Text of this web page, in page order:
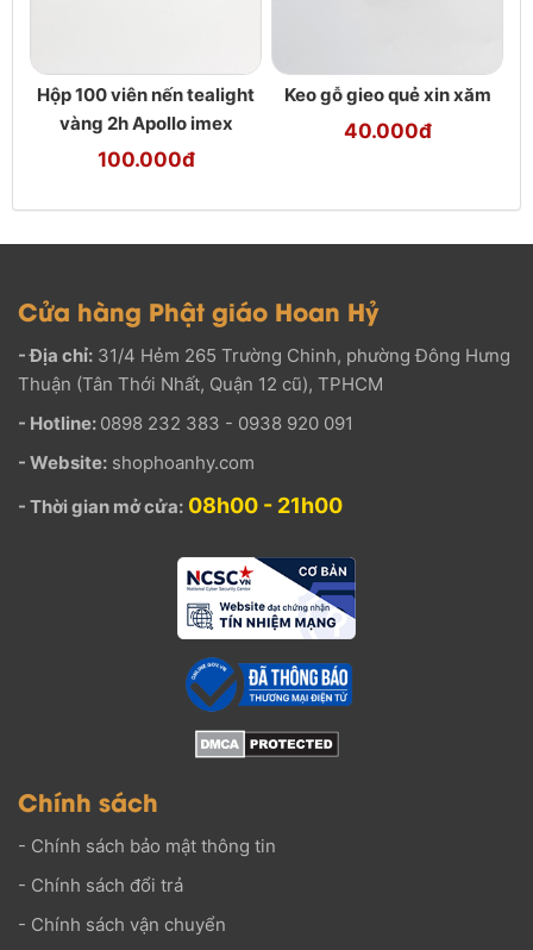
Hộp 100 viên nến tealight
vàng 2h Apollo imex
100.000đ
Keo gỗ gieo quẻ xin xăm
40.000đ
Cửa hàng Phật giáo Hoan Hỷ
- Địa chỉ: 31/4 Hẻm 265 Trường Chinh, phường Đông Hưng
Thuận (Tân Thới Nhất, Quận 12 cũ), TPHCM
- Hotline: 0898 232 383 - 0938 920 091
- Website: shophoanhy.com
- Thời gian mở cửa: 08h00 - 21h00
Chính sách
- Chính sách bảo mật thông tin
- Chính sách đổi trả
- Chính sách vận chuyển